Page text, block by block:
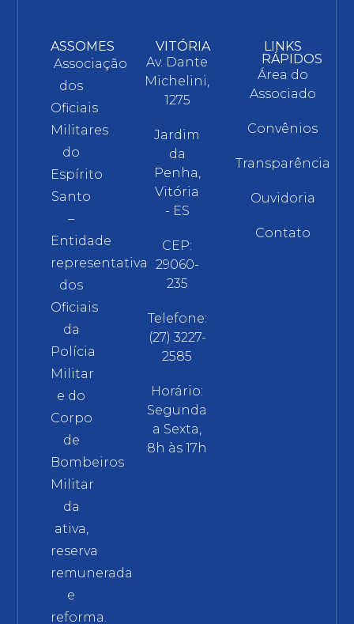
ASSOMES
Associação
dos
Oficiais
Militares
do
Espírito
Santo
–
Entidade
representativa
dos
Oficiais
da
Polícia
Militar
e do
Corpo
de
Bombeiros
Militar
da
ativa,
reserva
remunerada
e
reforma.
VITÓRIA
Av. Dante
Michelini,
1275
Jardim
da
Penha,
Vitória
- ES
CEP:
29060-
235
Telefone:
(27) 3227-
2585
Horário:
Segunda
a Sexta,
8h às 17h
LINKS
RÁPIDOS
Área do
Associado
Convênios
Transparência
Ouvidoria
Contato